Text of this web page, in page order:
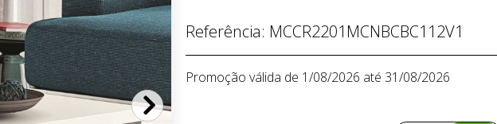
Referência: MCCR2201MCNBCBC112V1
Promoção válida de 1/08/2026 até 31/08/2026